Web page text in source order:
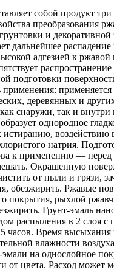
собой продукт
преобразования
и
дальнейшее распадение
адгезией к ржавой
подготовки
деревянных и
снаружи, так и
однородное
воздействию
натрия.
к применению —
Окрашенную
от пыли и грязи,
обезжирить. Ржавые
покрытия, рыхлой
Грунт-эмаль
распыления в 2 слоя с
часов. Время высыхания
влажности
эмали на однослойное
от цвета. Расход может